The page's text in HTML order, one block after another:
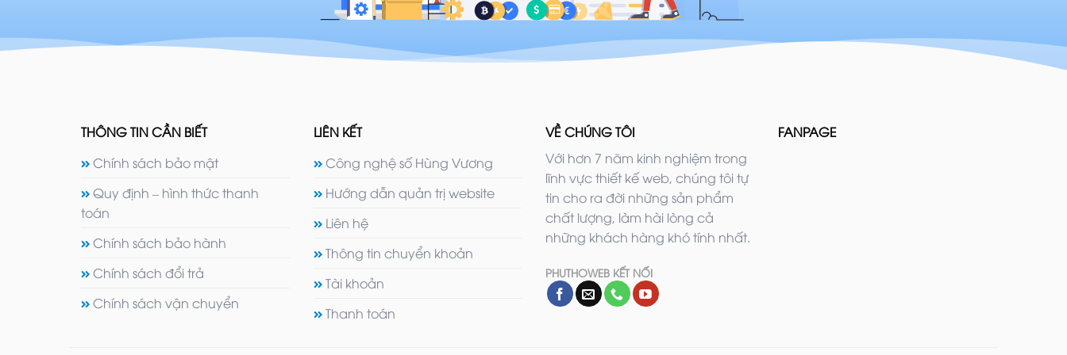
THÔNG TIN CẦN BIẾT
Chính sách bảo mật
Quy định – hình thức thanh
toán
Chính sách bảo hành
Chính sách đổi trả
Chính sách vận chuyển
LIÊN KẾT
Công nghệ số Hùng Vương
Hướng dẫn quản trị website
Liên hệ
Thông tin chuyển khoản
Tài khoản
Thanh toán
VỀ CHÚNG TÔI
Với hơn 7 năm kinh nghiệm trong
lĩnh vực thiết kế web, chúng tôi tự
tin cho ra đời những sản phẩm
chất lượng, làm hài lòng cả
những khách hàng khó tính nhất.
PHUTHOWEB KẾT NỐI
FANPAGE